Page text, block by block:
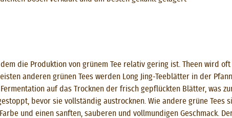
dem die Produktion von grünem Tee relativ gering ist. Theen wird
anderen grünen Tees werden Long Jing-Teeblätter in der
auf das Trocknen der frisch gepflückten Blätter, was
bevor sie vollständig austrocknen. Wie andere grüne Tees
und einen sanften, sauberen und vollmundigen Geschmack.